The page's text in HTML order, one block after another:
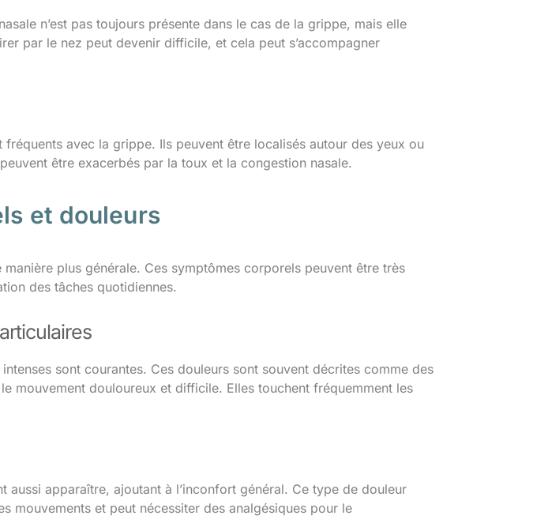
n’est pas toujours présente dans le cas de la grippe, mais elle
par le nez peut devenir difficile, et cela peut s’accompagner
avec la grippe. Ils peuvent être localisés autour des yeux ou
être exacerbés par la toux et la congestion nasale.
et douleurs
plus générale. Ces symptômes corporels peuvent être très
des tâches quotidiennes.
sont courantes. Ces douleurs sont souvent décrites comme des
mouvement douloureux et difficile. Elles touchent fréquemment les
aussi apparaître, ajoutant à l’inconfort général. Ce type de douleur
mouvements et peut nécessiter des analgésiques pour le